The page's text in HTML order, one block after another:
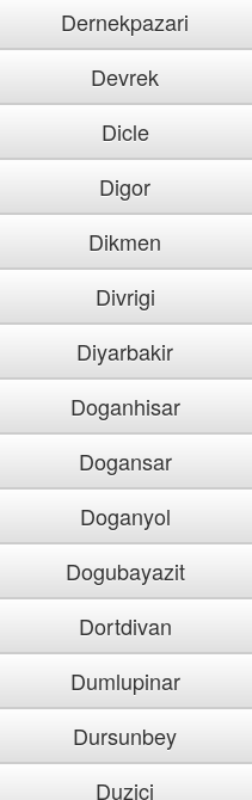
Dernekpazari
Devrek
Dicle
Digor
Dikmen
Divrigi
Diyarbakir
Doganhisar
Dogansar
Doganyol
Dogubayazit
Dortdivan
Dumlupinar
Dursunbey
Duzici